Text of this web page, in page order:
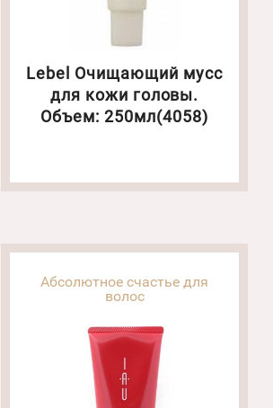
Lebel Очищающий мусс
для кожи головы.
Объем: 250мл(4058)
Абсолютное счастье для
волос